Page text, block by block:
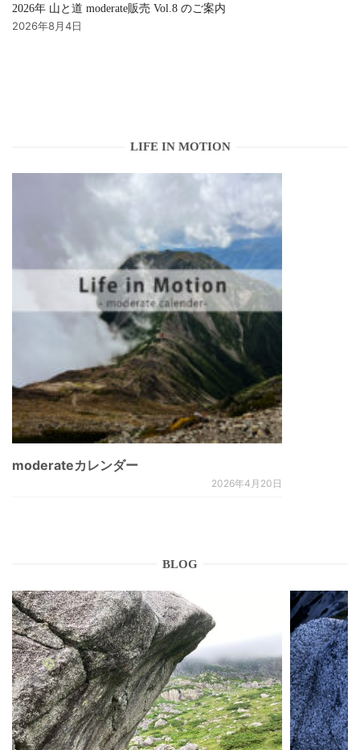
2026年 山と道 moderate販売 Vol.8 のご案内
2026年8月4日
LIFE IN MOTION
moderateカレンダー
2026年4月20日
BLOG